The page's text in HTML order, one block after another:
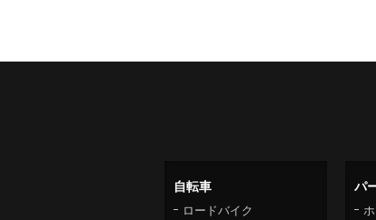
自転車
ロードバイク
パ